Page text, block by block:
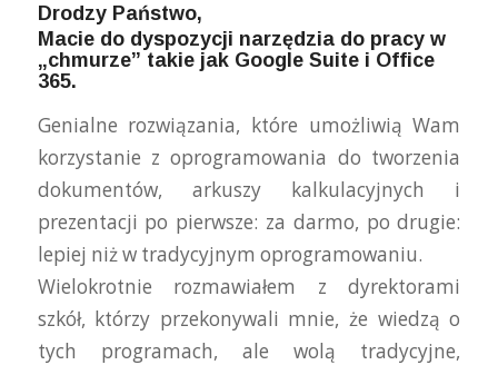
Drodzy Państwo,
Macie do dyspozycji narzędzia do pracy w
„chmurze” takie jak Google Suite i Office
365.
Genialne rozwiązania, które umożliwią Wam
korzystanie z oprogramowania do tworzenia
dokumentów, arkuszy kalkulacyjnych i
prezentacji po pierwsze: za darmo, po drugie:
lepiej niż w tradycyjnym oprogramowaniu.
Wielokrotnie rozmawiałem z dyrektorami
szkół, którzy przekonywali mnie, że wiedzą o
tych programach, ale wolą tradycyjne,